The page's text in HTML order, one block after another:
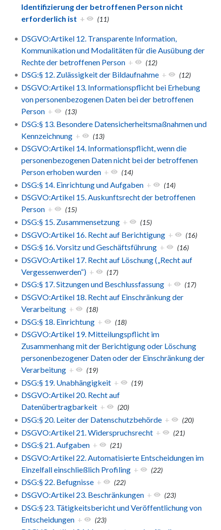
Identifizierung der betroffenen Person nicht
erforderlich ist + (11)
DSGVO:Artikel 12. Transparente Information,
Kommunikation und Modalitäten für die Ausübung der
Rechte der betroffenen Person + (12)
DSG:§ 12. Zulässigkeit der Bildaufnahme + (12)
DSGVO:Artikel 13. Informationspflicht bei Erhebung
von personenbezogenen Daten bei der betroffenen
Person + (13)
DSG:§ 13. Besondere Datensicherheitsmaßnahmen und
Kennzeichnung + (13)
DSGVO:Artikel 14. Informationspflicht, wenn die
personenbezogenen Daten nicht bei der betroffenen
Person erhoben wurden + (14)
DSG:§ 14. Einrichtung und Aufgaben + (14)
DSGVO:Artikel 15. Auskunftsrecht der betroffenen
Person + (15)
DSG:§ 15. Zusammensetzung + (15)
DSGVO:Artikel 16. Recht auf Berichtigung + (16)
DSG:§ 16. Vorsitz und Geschäftsführung + (16)
DSGVO:Artikel 17. Recht auf Löschung („Recht auf
Vergessenwerden“) + (17)
DSG:§ 17. Sitzungen und Beschlussfassung + (17)
DSGVO:Artikel 18. Recht auf Einschränkung der
Verarbeitung + (18)
DSG:§ 18. Einrichtung + (18)
DSGVO:Artikel 19. Mitteilungspflicht im
Zusammenhang mit der Berichtigung oder Löschung
personenbezogener Daten oder der Einschränkung der
Verarbeitung + (19)
DSG:§ 19. Unabhängigkeit + (19)
DSGVO:Artikel 20. Recht auf
Datenübertragbarkeit + (20)
DSG:§ 20. Leiter der Datenschutzbehörde + (20)
DSGVO:Artikel 21. Widerspruchsrecht + (21)
DSG:§ 21. Aufgaben + (21)
DSGVO:Artikel 22. Automatisierte Entscheidungen im
Einzelfall einschließlich Profiling + (22)
DSG:§ 22. Befugnisse + (22)
DSGVO:Artikel 23. Beschränkungen + (23)
DSG:§ 23. Tätigkeitsbericht und Veröffentlichung von
Entscheidungen + (23)